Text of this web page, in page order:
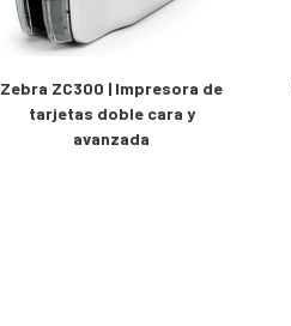
Zebra ZC300 | Impresora de
tarjetas doble cara y
avanzada